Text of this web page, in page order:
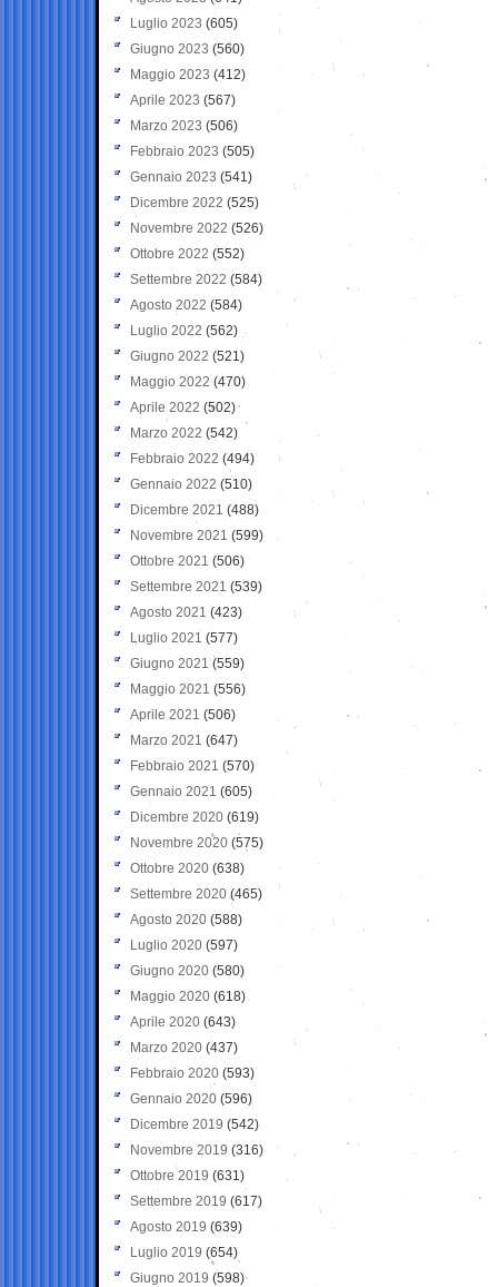
Luglio 2023 (605)
Giugno 2023 (560)
Maggio 2023 (412)
Aprile 2023 (567)
Marzo 2023 (506)
Febbraio 2023 (505)
Gennaio 2023 (541)
Dicembre 2022 (525)
Novembre 2022 (526)
Ottobre 2022 (552)
Settembre 2022 (584)
Agosto 2022 (584)
Luglio 2022 (562)
Giugno 2022 (521)
Maggio 2022 (470)
Aprile 2022 (502)
Marzo 2022 (542)
Febbraio 2022 (494)
Gennaio 2022 (510)
Dicembre 2021 (488)
Novembre 2021 (599)
Ottobre 2021 (506)
Settembre 2021 (539)
Agosto 2021 (423)
Luglio 2021 (577)
Giugno 2021(559)
Maggio 2021 (556)
Aprile 2021 (506)
Marzo 2021 (647)
Febbraio 2021 (570)
Gennaio 2021 (605)
Dicembre 2020 (619)
Novembre 2020 (575)
Ottobre 2020 (638)
Settembre 2020(465)
Agosto 2020 (588)
Luglio 2020 (597)
Giugno 2020 (580)
Maggio 2020 (618)
Aprile 2020 (643)
Marzo 2020 (437)
Febbraio 2020 (593)
Gennaio 2020 (596)
Dicembre 2019 (542)
Novembre 2019 (316)
Ottobre 2019 (631)
Settembre 2019 (617)
Agosto 2019 (639)
Luglio 2019 (654)
Giugno 2019 (598)